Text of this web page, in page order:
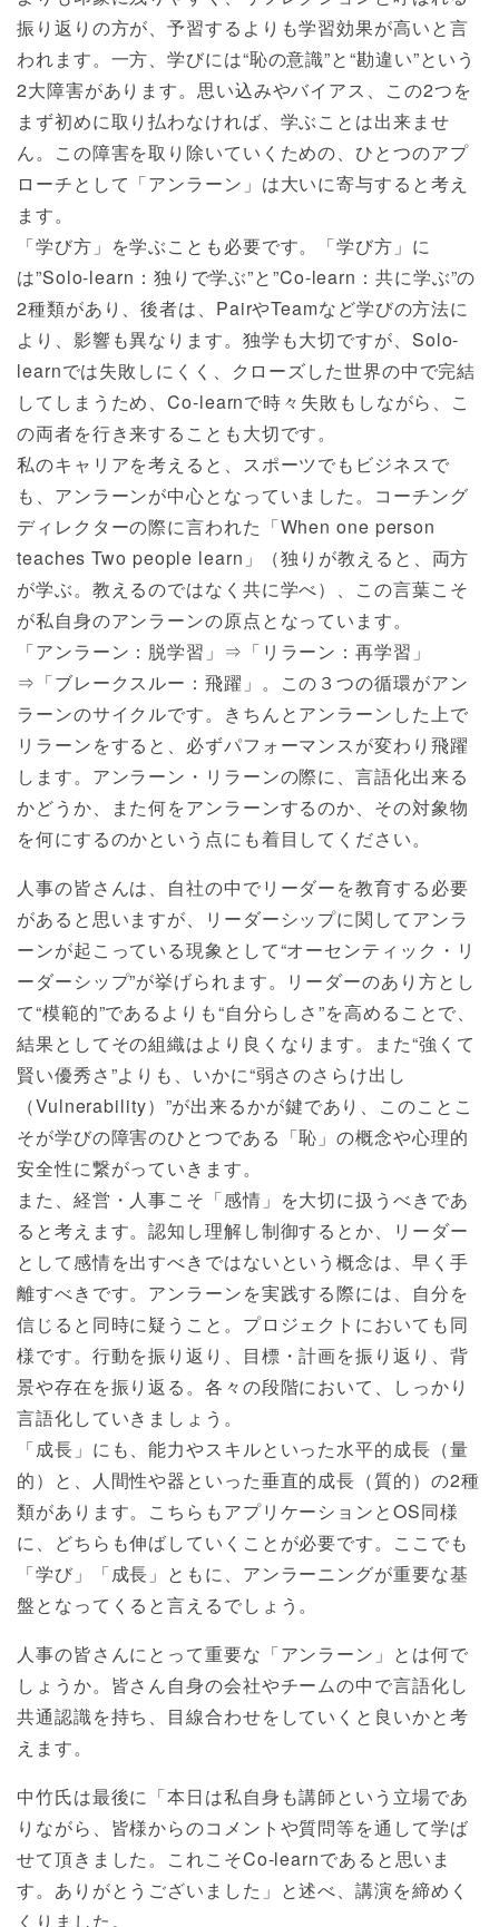
振り返りの方が、予習するよりも学習効果が高いと言
われます。一方、学びには“恥の意識”と“勘違い”という
2大障害があります。思い込みやバイアス、この2つを
まず初めに取り払わなければ、学ぶことは出来ませ
ん。この障害を取り除いていくための、ひとつのアプ
ローチとして「アンラーン」は大いに寄与すると考え
ます。
「学び方」を学ぶことも必要です。「学び方」に
は”Solo-learn：独りで学ぶ”と”Co-learn：共に学ぶ”の
2種類があり、後者は、PairやTeamなど学びの方法に
より、影響も異なります。独学も大切ですが、Solo-
learnでは失敗しにくく、クローズした世界の中で完結
してしまうため、Co-learnで時々失敗もしながら、こ
の両者を行き来することも大切です。
私のキャリアを考えると、スポーツでもビジネスで
も、アンラーンが中心となっていました。コーチング
ディレクターの際に言われた「When one person
teaches Two people learn」（独りが教えると、両方
が学ぶ。教えるのではなく共に学べ）、この言葉こそ
が私自身のアンラーンの原点となっています。
「アンラーン：脱学習」⇒「リラーン：再学習」
⇒「ブレークスルー：飛躍」。この３つの循環がアン
ラーンのサイクルです。きちんとアンラーンした上で
リラーンをすると、必ずパフォーマンスが変わり飛躍
します。アンラーン・リラーンの際に、言語化出来る
かどうか、また何をアンラーンするのか、その対象物
を何にするのかという点にも着目してください。
人事の皆さんは、自社の中でリーダーを教育する必要
があると思いますが、リーダーシップに関してアンラ
ーンが起こっている現象として“オーセンティック・リ
ーダーシップ”が挙げられます。リーダーのあり方とし
て“模範的”であるよりも“自分らしさ”を高めることで、
結果としてその組織はより良くなります。また“強くて
賢い優秀さ”よりも、いかに“弱さのさらけ出し
（Vulnerability）”が出来るかが鍵であり、このことこ
そが学びの障害のひとつである「恥」の概念や心理的
安全性に繋がっていきます。
また、経営・人事こそ「感情」を大切に扱うべきであ
ると考えます。認知し理解し制御するとか、リーダー
として感情を出すべきではないという概念は、早く手
離すべきです。アンラーンを実践する際には、自分を
信じると同時に疑うこと。プロジェクトにおいても同
様です。行動を振り返り、目標・計画を振り返り、背
景や存在を振り返る。各々の段階において、しっかり
言語化していきましょう。
「成長」にも、能力やスキルといった水平的成長（量
的）と、人間性や器といった垂直的成長（質的）の2種
類があります。こちらもアプリケーションとOS同様
に、どちらも伸ばしていくことが必要です。ここでも
「学び」「成長」ともに、アンラーニングが重要な基
盤となってくると言えるでしょう。
人事の皆さんにとって重要な「アンラーン」とは何で
しょうか。皆さん自身の会社やチームの中で言語化し
共通認識を持ち、目線合わせをしていくと良いかと考
えます。
中竹氏は最後に「本日は私自身も講師という立場であ
りながら、皆様からのコメントや質問等を通して学ば
せて頂きました。これこそCo-learnであると思いま
す。ありがとうございました」と述べ、講演を締めく
くりました。